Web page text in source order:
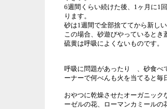
6週間くらい続けた後、1ヶ月に1
ります。
砂は1週間で全部捨ててから新し
この場合、砂遊びやっているとき
硫黄は呼吸によくないものです。
呼吸に問題があったり 、砂食べ
ーナーで何べんも火を当てると毎
おやつに乾燥させたオーガニック
ーゼルの花、ローマンカミール